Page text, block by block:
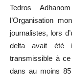
Tedros
l’Organisation
journalistes, lors
delta avait été
transmissible à
dans au moins